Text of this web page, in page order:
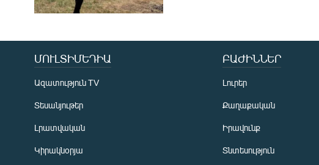
ՄՈՒԼՏԻՄԵԴԻԱ
Ազատություն TV
Տեսանյութեր
Լրատվական
Կիրակնօրյա
ԲԱԺԻՆՆԵՐ
Լուրեր
Քաղաքական
Իրավունք
Տնտեսություն